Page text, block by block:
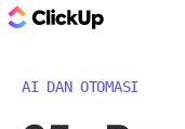
AI DAN OTOMASI